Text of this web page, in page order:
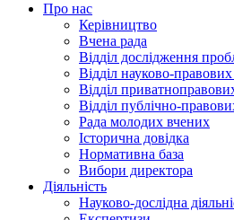
Про нас
Керівництво
Вчена рада
Відділ дослідження
Відділ науково-
Відділ
Відділ публічно-
Рада молодих вчених
Історична довідка
Нормативна база
Вибори директора
Діяльність
Науково-дослідна